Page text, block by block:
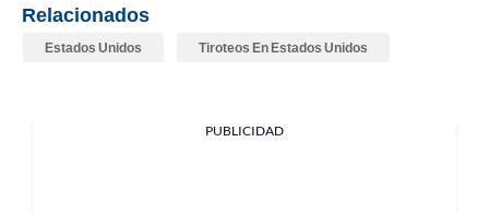
Relacionados
Estados Unidos Tiroteos En Estados Unidos
PUBLICIDAD